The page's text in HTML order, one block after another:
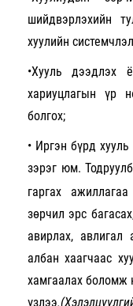
шийдвэрлэхийн
хуулийн
•Хууль дээдлэх
хариуцлагын үр
болгох;
• Иргэн бүрд
зэрэг юм.
гаргах
зөрчил эрс
авирлах, авлигал
албан хаагчаас
хамгаалах боломж
үзлээ.(